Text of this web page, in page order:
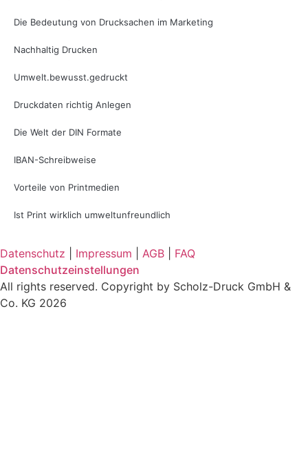
Die Bedeutung von Drucksachen im Marketing
Nachhaltig Drucken
Umwelt.bewusst.gedruckt
Druckdaten richtig Anlegen
Die Welt der DIN Formate
IBAN-Schreibweise
Vorteile von Printmedien
Ist Print wirklich umweltunfreundlich
Datenschutz Impressum AGB
FAQ
Datenschutzeinstellungen
All rights reserved. Copyright by Scholz-Druck GmbH &
Co. KG 2026